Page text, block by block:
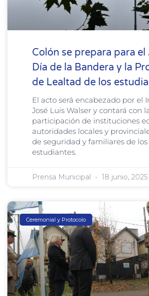
Colón se prepara para
Día de la Bandera y la
de Lealtad de los
El acto será encabezado por el
José Luis Walser y contará con
participación de instituciones
autoridades locales y
de seguridad y familiares de los
estudiantes.
Prensa Municipal 18 junio, 2025
Ceremonial y Protocolo